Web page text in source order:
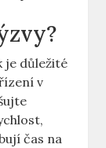
je důležité
v
čas na